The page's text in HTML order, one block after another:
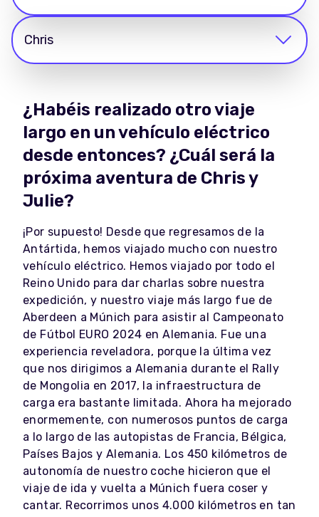
Chris
¿Habéis realizado otro viaje
largo en un vehículo eléctrico
desde entonces? ¿Cuál será la
próxima aventura de Chris y
Julie?
¡Por supuesto! Desde que regresamos de la
Antártida, hemos viajado mucho con nuestro
vehículo eléctrico. Hemos viajado por todo el
Reino Unido para dar charlas sobre nuestra
expedición, y nuestro viaje más largo fue de
Aberdeen a Múnich para asistir al Campeonato
de Fútbol EURO 2024 en Alemania. Fue una
experiencia reveladora, porque la última vez
que nos dirigimos a Alemania durante el Rally
de Mongolia en 2017, la infraestructura de
carga era bastante limitada. Ahora ha mejorado
enormemente, con numerosos puntos de carga
a lo largo de las autopistas de Francia, Bélgica,
Países Bajos y Alemania. Los 450 kilómetros de
autonomía de nuestro coche hicieron que el
viaje de ida y vuelta a Múnich fuera coser y
cantar. Recorrimos unos 4.000 kilómetros en tan